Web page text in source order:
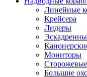
Линейные
Крейсера
Лидеры
Мониторы
Большие